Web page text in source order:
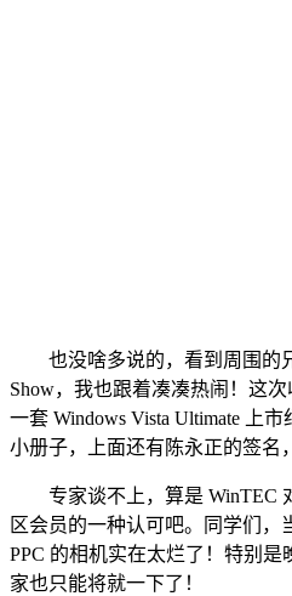
也没啥多说的，看到周围的
Show，我也跟着凑凑热闹！这
一套 Windows Vista Ultimate 上
小册子，上面还有陈永正的签
专家谈不上，算是 WinTEC
区会员的一种认可吧。同学们，
PPC 的相机实在太烂了！特别
家也只能将就一下了！